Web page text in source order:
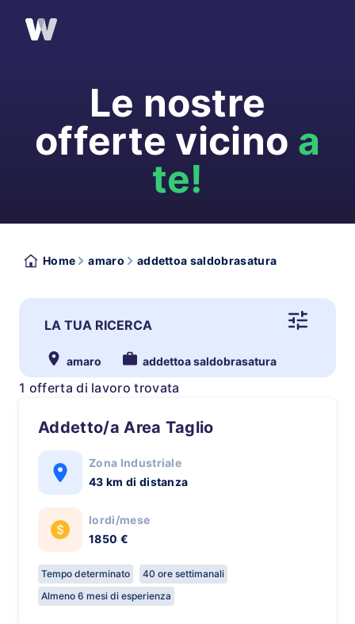
Le nostre
offerte vicino a
te!
Home amaro addettoa saldobrasatura
LA TUA RICERCA
amaro addettoa saldobrasatura
1 offerta di lavoro trovata
Addetto/a Area Taglio
Zona Industriale
43 km di distanza
lordi/mese
1850 €
Tempo determinato
40 ore settimanali
Almeno 6 mesi di esperienza